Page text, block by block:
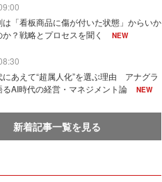
は「看板商品に傷が付いた状態」からいか
？戦略とプロセスを聞く
NEW
にあえて“超属人化”を選ぶ理由 アナグラ
るAI時代の経営・マネジメント論
NEW
新着記事一覧を見る